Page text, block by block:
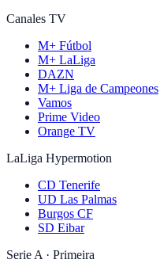
Canales TV
M+ Fútbol
M+ LaLiga
DAZN
M+ Liga de Campeones
Vamos
Prime Video
Orange TV
LaLiga Hypermotion
CD Tenerife
UD Las Palmas
Burgos CF
SD Eibar
Serie A · Primeira